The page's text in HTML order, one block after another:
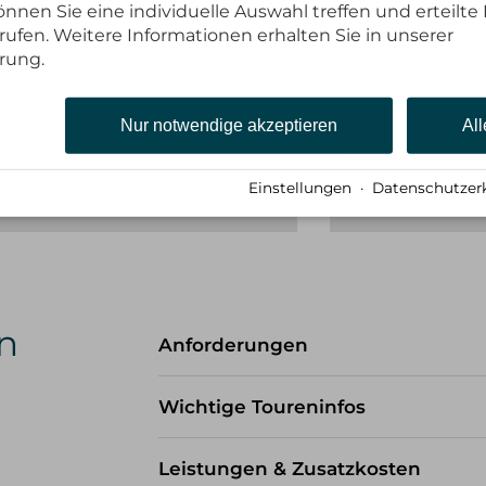
Anforderungen
Schwierigkeiten bis zum
sollten Tagestouren bis 10 Std.
Wichtige Toureninfos
Achte auf einen leichten
Leistungen & Zusatzkosten
Sie eine individuelle Auswahl treffen und
Weitere Informationen erhalten Sie in unserer
Nur notwendige akzeptieren
Einstellungen ·